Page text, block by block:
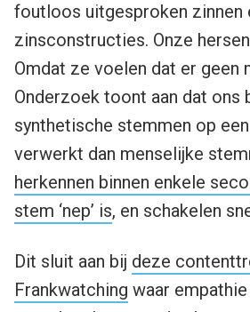
foutloos uitgesproken zinnen
zinsconstructies. Onze
Omdat ze voelen dat er geen
Onderzoek toont aan dat ons
synthetische stemmen op
verwerkt dan menselijke
herkennen binnen enkele
stem ‘nep’ is, en schakelen
Dit sluit aan bij deze
Frankwatching waar